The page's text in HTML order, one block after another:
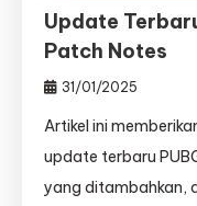
Update
Patch Notes
31/01/2025
Artikel ini
update terbaru
yang ditambahkan,